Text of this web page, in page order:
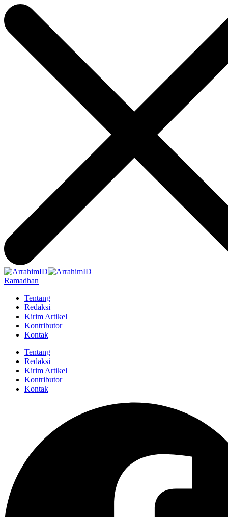
Ramadhan
Tentang
Redaksi
Kirim Artikel
Kontributor
Kontak
Tentang
Redaksi
Kirim Artikel
Kontributor
Kontak